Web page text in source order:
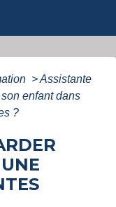
>Assistante
enfant dans
?